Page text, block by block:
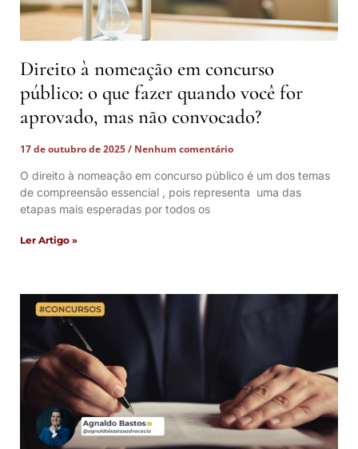
Direito à nomeação em concurso
público: o que fazer quando você for
aprovado, mas não convocado?
17 de outubro de 2025
Nenhum comentário
O direito à nomeação em concurso público é um dos temas
de compreensão essencial , pois representa uma das
etapas mais esperadas por todos os
Ler Artigo »